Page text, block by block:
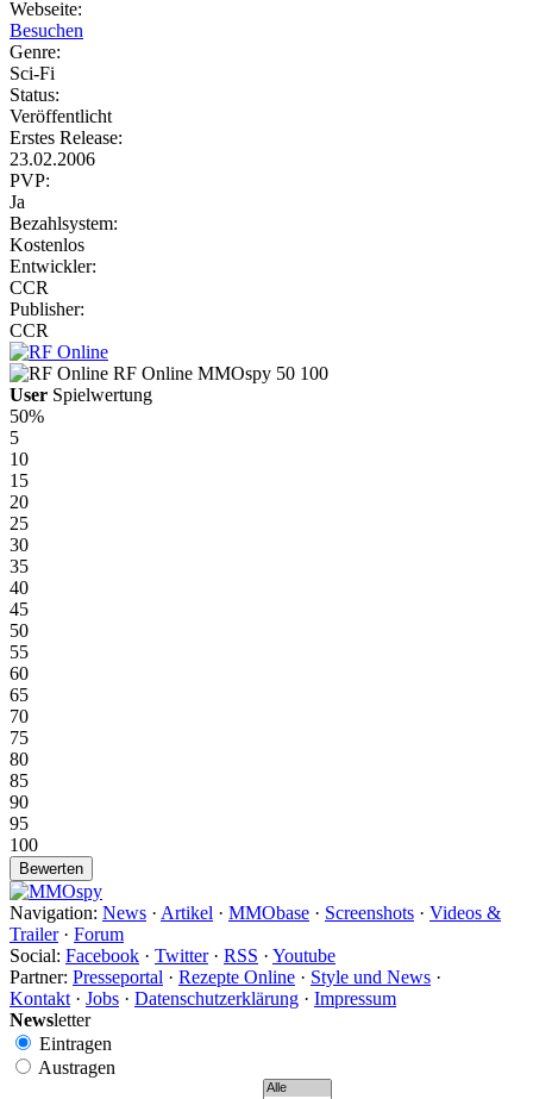
Webseite:
Besuchen
Genre:
Sci-Fi
Status:
Veröffentlicht
Erstes Release:
23.02.2006
PVP:
Ja
Bezahlsystem:
Kostenlos
Entwickler:
CCR
Publisher:
CCR
RF Online MMOspy 50 100
User Spielwertung
50%
5
10
15
20
25
30
35
40
45
50
55
60
65
70
75
80
85
90
95
100
Navigation: News · Artikel · MMObase · Screenshots · Videos &
Trailer· Forum
Social: Facebook · Twitter· RSS · Youtube
Partner: Presseportal · Rezepte Online · Style und News ·
Kontakt · Jobs · Datenschutzerklärung · Impressum
Newsletter
Eintragen
Austragen